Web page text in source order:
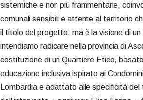
sistemiche e non più frammentarie,
comunali sensibili e attente al territorio
il titolo del progetto, ma è la visione di
intendiamo radicare nella provincia di
costituzione di un Quartiere Etico,
educazione inclusiva ispirato ai
Lombardia e adattato alle specificità del